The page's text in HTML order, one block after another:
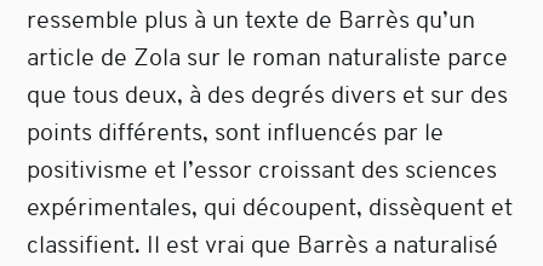
ressemble plus à un texte de Barrès qu’un
article de Zola sur le roman naturaliste parce
que tous deux, à des degrés divers et sur des
points différents, sont influencés par le
positivisme et l’essor croissant des sciences
expérimentales, qui découpent, dissèquent et
classifient. Il est vrai que Barrès a naturalisé